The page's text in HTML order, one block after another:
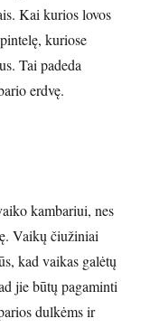
Kai kurios lovos
kuriose
Tai padeda
erdvę.
kambariui, nes
Vaikų čiužiniai
kad vaikas galėtų
jie būtų pagaminti
dulkėms ir